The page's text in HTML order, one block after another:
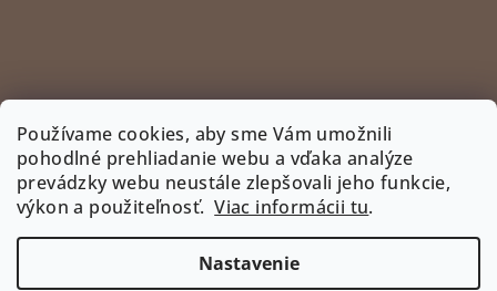
Používame cookies, aby sme Vám umožnili
pohodlné prehliadanie webu a vďaka analýze
prevádzky webu neustále zlepšovali jeho funkcie,
výkon a použiteľnosť.Viac informácii tu.
Nastavenie
Sledovať na Instagrame
INSTAGRAM